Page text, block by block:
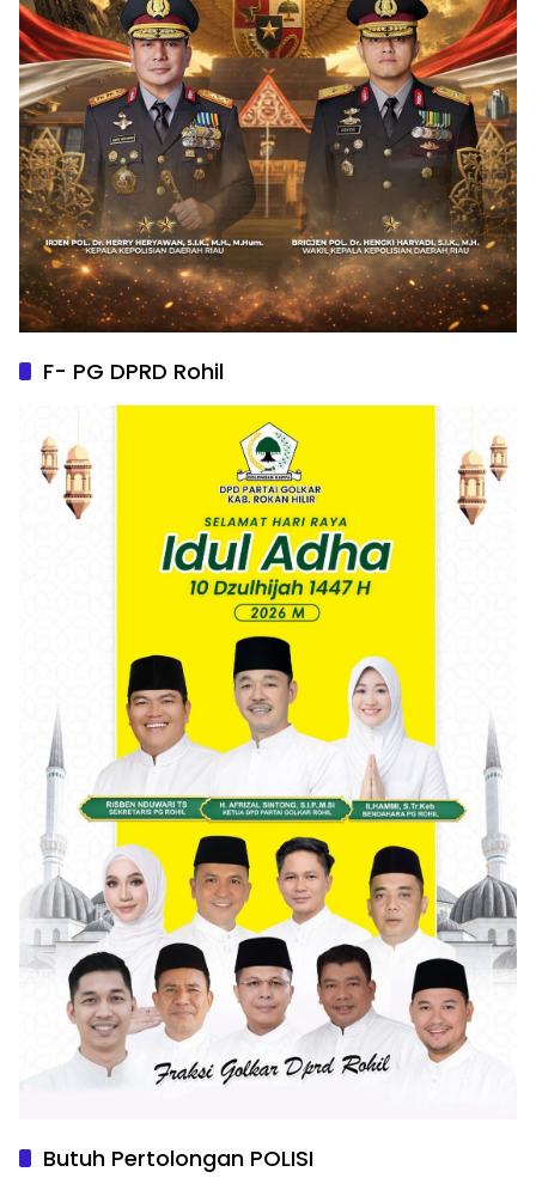
F- PG DPRD Rohil
Butuh Pertolongan POLISI